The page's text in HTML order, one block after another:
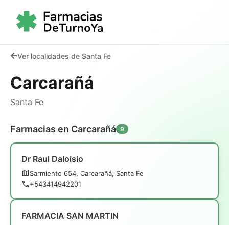
Ver localidades de Santa Fe
Carcarañá
Santa Fe
Farmacias en Carcarañá 9
Dr Raul Daloisio
Sarmiento 654, Carcarañá, Santa Fe
+543414942201
FARMACIA SAN MARTIN